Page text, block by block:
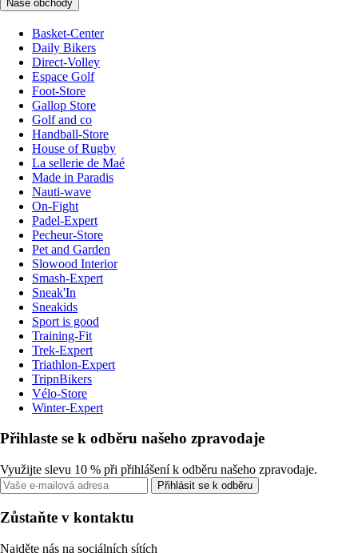
Naše obchody
Basket-Center
Daily Bikers
Direct-Volley
Espace Golf
Foot-Store
Gallop Store
Golf and co
Handball-Store
House of Rugby
La sellerie de Maé
Made in Paradis
Nauti-wave
On-Fight
Padel-Expert
Pecheur-Store
Pet and Garden
Slowood Interior
Smash-Expert
Sneak'In
Sneakids
Sport is good
Training-Fit
Trek-Expert
Triathlon-Expert
TripnBikers
Vélo-Store
Winter-Expert
Přihlaste se k odběru našeho zpravodaje
Využijte slevu 10 % při přihlášení k odběru našeho zpravodaje.
Přihlásit se k odběru
Zůstaňte v kontaktu
Najděte nás na sociálních sítích